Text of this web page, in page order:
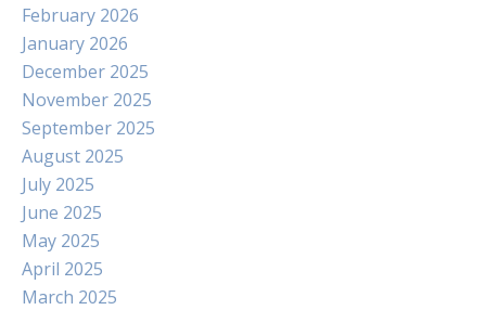
February 2026
January 2026
December 2025
November 2025
September 2025
August 2025
July 2025
June 2025
May 2025
April 2025
March 2025